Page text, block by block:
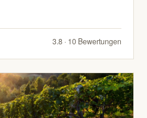
3.8 · 10 Bewertungen